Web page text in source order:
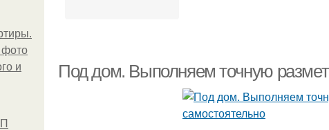
фото
и
Под дом. Выполняем точную